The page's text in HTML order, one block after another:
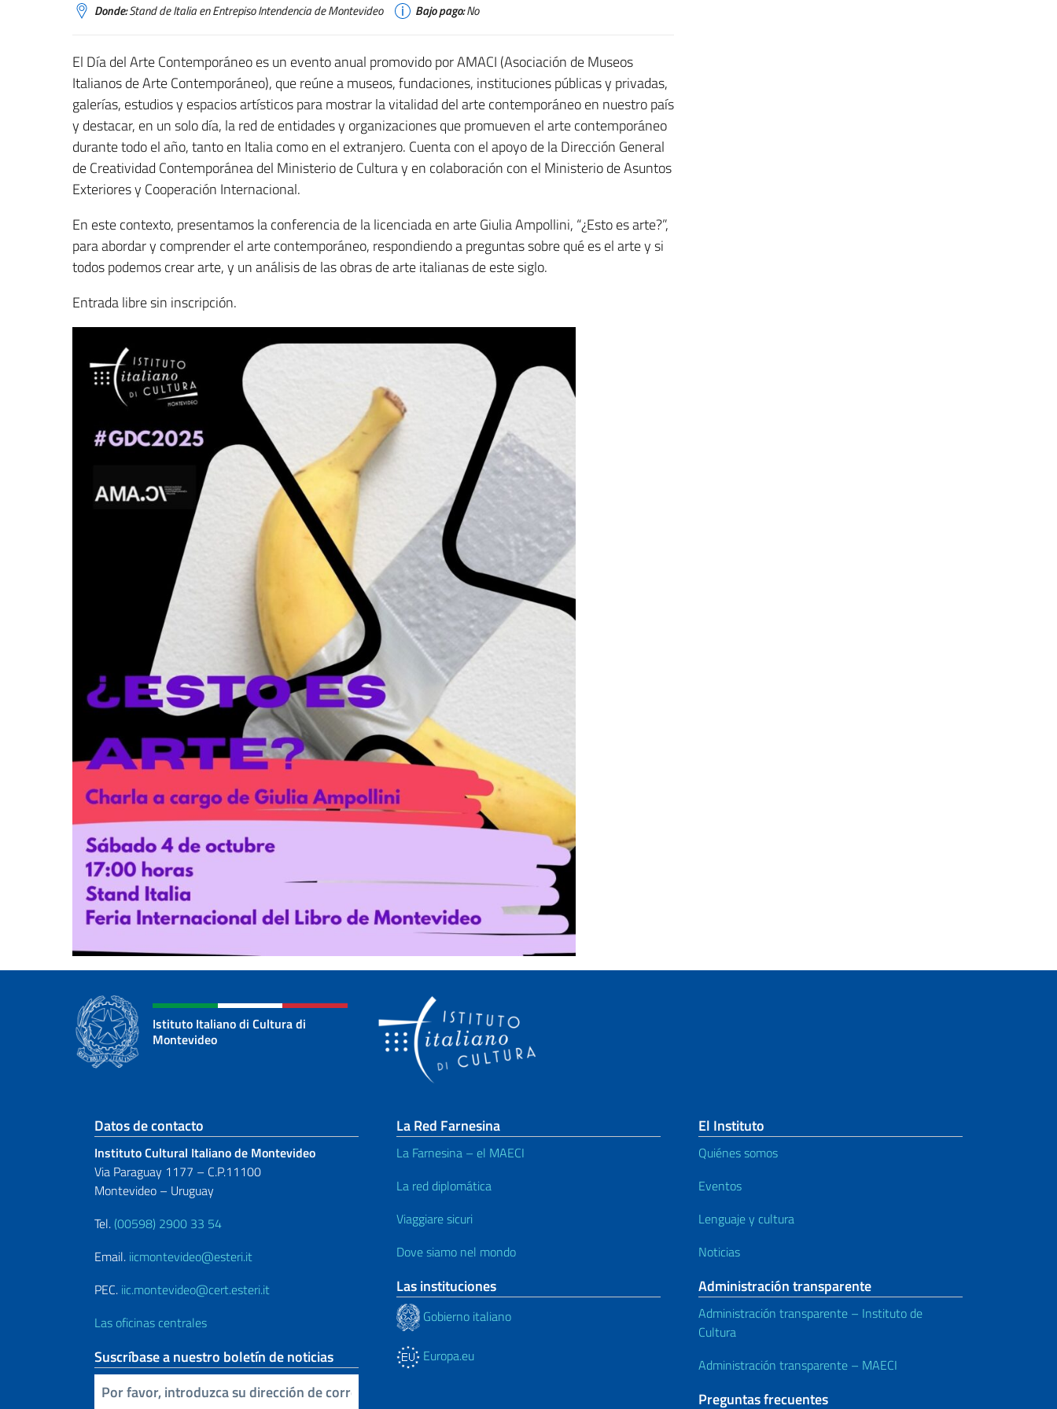
Donde:Stand de Italia en Entrepiso Intendencia de Montevideo Bajo pago:No
El Día del Arte Contemporáneo es un evento anual promovido por AMACI (Asociación de Museos
Italianos de Arte Contemporáneo), que reúne a museos, fundaciones, instituciones públicas y privadas,
galerías, estudios y espacios artísticos para mostrar la vitalidad del arte contemporáneo en nuestro país
y destacar, en un solo día, la red de entidades y organizaciones que promueven el arte contemporáneo
durante todo el año, tanto en Italia como en el extranjero. Cuenta con el apoyo de la Dirección General
de Creatividad Contemporánea del Ministerio de Cultura y en colaboración con el Ministerio de Asuntos
Exteriores y Cooperación Internacional.
En este contexto, presentamos la conferencia de la licenciada en arte Giulia Ampollini, “¿Esto es arte?”,
para abordar y comprender el arte contemporáneo, respondiendo a preguntas sobre qué es el arte y si
todos podemos crear arte, y un análisis de las obras de arte italianas de este siglo.
Entrada libre sin inscripción.
Istituto Italiano di Cultura di
Montevideo
Sezione footer
Datos de contacto
Instituto Cultural Italiano de Montevideo
Via Paraguay 1177 – C.P.11100
Montevideo – Uruguay
Tel. (00598) 2900 33 54
Email. iicmontevideo@esteri.it
PEC. iic.montevideo@cert.esteri.it
Las oficinas centrales
Suscríbase a nuestro boletín de noticias
Inserta tu correo electronico
La Red Farnesina
La Farnesina – el MAECI
La red diplomática
Viaggiare sicuri
Dove siamo nel mondo
Las instituciones
Gobierno italiano
Europa.eu
El Instituto
Quiénes somos
Eventos
Lenguaje y cultura
Noticias
Administración transparente
Administración transparente – Instituto de
Cultura
Administración transparente – MAECI
Preguntas frecuentes